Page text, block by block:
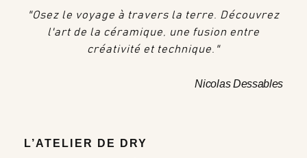
"Osez le voyage à travers la terre. Découvrez
l'art de la céramique, une fusion entre
créativité et technique."
Nicolas Dessables
L’ATELIER DE DRY